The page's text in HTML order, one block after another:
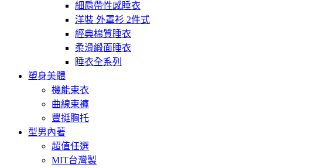
細肩帶性感睡衣
洋裝 外罩衫 2件式
經典棉質睡衣
柔滑緞面睡衣
睡衣全系列
塑身美體
機能束衣
曲線束褲
豐挺胸托
型男內著
超值任選
MIT台灣製